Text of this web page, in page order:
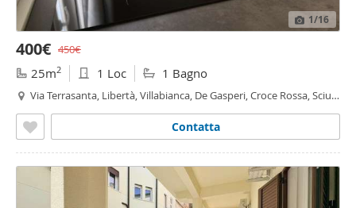
1/16
400€ 450€
25m2 1 Loc 1 Bagno
Via Terrasanta, Libertà, Villabianca, De Gasperi, Croce Rossa, Sciuti,
Contatta